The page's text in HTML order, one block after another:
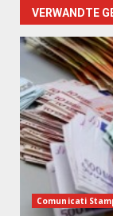
VERWANDTE
Comunicati